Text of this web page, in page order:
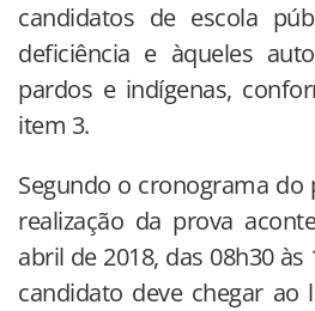
candidatos de escola
deficiência e àqueles
pardos e indígenas,
item 3.
Segundo o cronograma do
realização da prova
abril de 2018, das 08h30
candidato deve chegar ao